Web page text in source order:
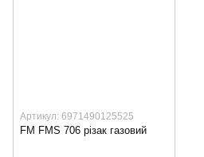
Артикул: 6971490125525
FM FMS 706 різак газовий